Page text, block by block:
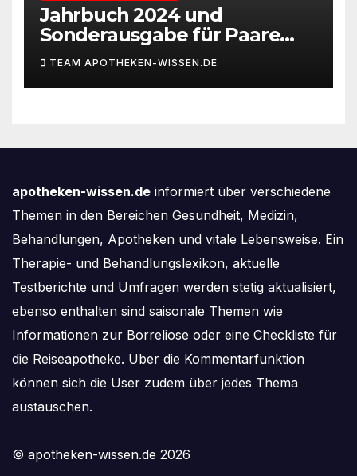
Jahrbuch 2024 und
Sonderausgabe für Paare
des Deutschen IVF-Registers:
Zahl der Mehrlingsgeburten
nach
TEAM APOTHEKEN-WISSEN.DE
apotheken-wissen.de informiert über verschiedene
Themen in den Bereichen Gesundheit, Medizin,
Behandlungen, Apotheken und vitale Lebensweise. Ein
Therapie- und Behandlungslexikon, aktuelle
Testberichte und Umfragen werden stetig aktualisiert,
ebenso enthalten sind saisonale Themen wie
Informationen zur Borreliose oder eine Checkliste für
die Reiseapotheke. Über die Kommentarfunktion
können sich die User zudem über jedes Thema
austauschen.
© apotheken-wissen.de 2026